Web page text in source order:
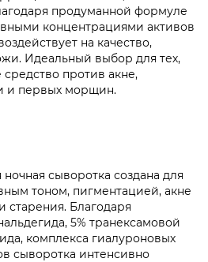
продуманной формуле
концентрациями активов
на качество,
Идеальный выбор для тех,
против акне,
и первых морщин.
сыворотка создана для
тоном, пигментацией, акне
Благодаря
5% транексамовой
комплекса гиалуроновых
сыворотка интенсивно